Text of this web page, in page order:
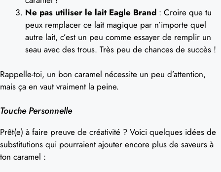
Ne pas utiliser le lait Eagle Brand : Croire que tu
peux remplacer ce lait magique par n’importe quel
autre lait, c’est un peu comme essayer de remplir un
seau avec des trous. Très peu de chances de succès !
Rappelle-toi, un bon caramel nécessite un peu d’attention,
mais ça en vaut vraiment la peine.
Touche Personnelle
Prêt(e) à faire preuve de créativité ? Voici quelques idées de
substitutions qui pourraient ajouter encore plus de saveurs à
ton caramel :